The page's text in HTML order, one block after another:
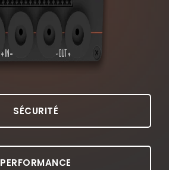
SÉCURITÉ
PERFORMANCE